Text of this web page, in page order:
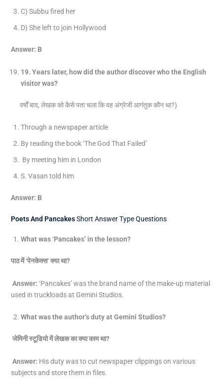
C) Subbu fired her
D) She left to join Hollywood
Answer: B
19. Years later, how did the author discover who the English
visitor was?
वर्षों बाद, लेखक को कैसे पता चला कि वह अंग्रेजी आगंतुक कौन था?)
Through a newspaper article
By reading the book ‘The God That Failed’
By meeting him in London
S. Vasan told him
Answer: B
Poets And PancakesShort Answer Type Questions
What was ‘Pancakes’ in the lesson?
पाठ में‘पेनकेक्स‘क्या था?
Answer: ‘Pancakes’ was the brand name of the make-up material
used in truckloads at Gemini Studios.
What was the author’s duty at Gemini Studios?
जेमिनी स्टूडियो में लेखक का क्या काम था?
Answer: His duty was to cut newspaper clippings on various
subjects and store them in files.